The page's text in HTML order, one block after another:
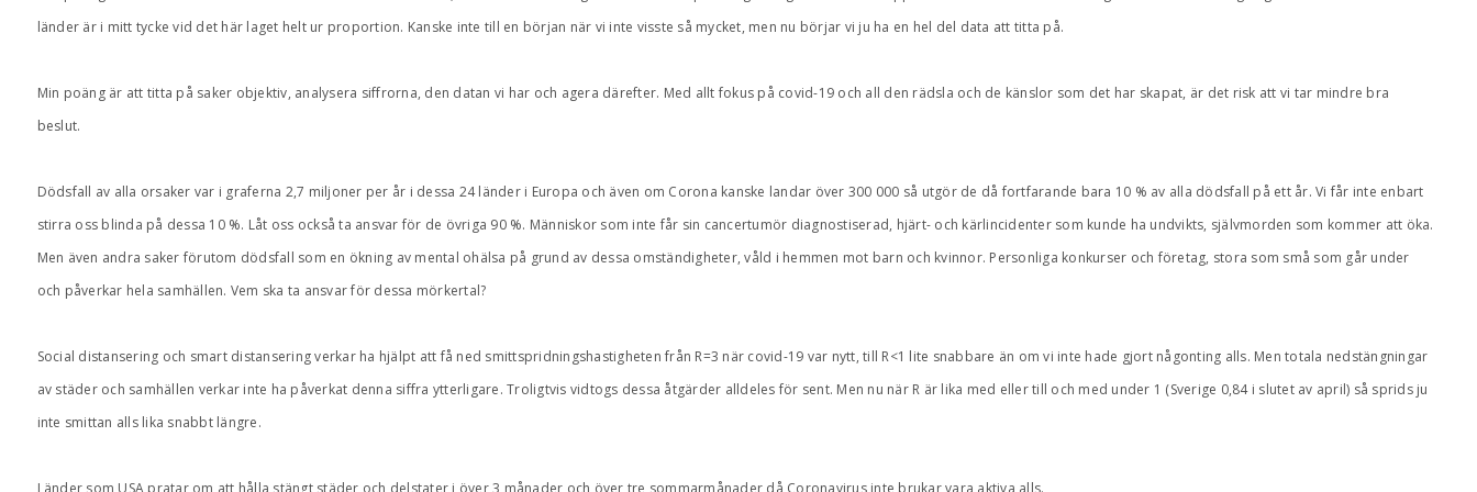
länder är i mitt tycke vid det här laget helt ur proportion. Kanske inte till en början när vi inte visste så mycket, men nu börjar vi ju ha en hel del data att titta på.
Min poäng är att titta på saker objektiv, analysera siffrorna, den datan vi har och agera därefter. Med allt fokus på covid-19 och all den rädsla och de känslor som det har skapat, är det risk att vi tar mindre bra
beslut.
Dödsfall av alla orsaker var i graferna 2,7 miljoner per år i dessa 24 länder i Europa och även om Corona kanske landar över 300 000 så utgör de då fortfarande bara 10 % av alla dödsfall på ett år. Vi får inte enbart
stirra oss blinda på dessa 10 %. Låt oss också ta ansvar för de övriga 90 %. Människor som inte får sin cancertumör diagnostiserad, hjärt- och kärlincidenter som kunde ha undvikts, självmorden som kommer att öka.
Men även andra saker förutom dödsfall som en ökning av mental ohälsa på grund av dessa omständigheter, våld i hemmen mot barn och kvinnor. Personliga konkurser och företag, stora som små som går under
och påverkar hela samhällen. Vem ska ta ansvar för dessa mörkertal?
Social distansering och smart distansering verkar ha hjälpt att få ned smittspridningshastigheten från R=3 när covid-19 var nytt, till R<1 lite snabbare än om vi inte hade gjort någonting alls. Men totala nedstängningar
av städer och samhällen verkar inte ha påverkat denna siffra ytterligare. Troligtvis vidtogs dessa åtgärder alldeles för sent. Men nu när R är lika med eller till och med under 1 (Sverige 0,84 i slutet av april) så sprids ju
inte smittan alls lika snabbt längre.
Länder som USA pratar om att hålla stängt städer och delstater i över 3 månader och över tre sommarmånader då Coronavirus inte brukar vara aktiva alls.